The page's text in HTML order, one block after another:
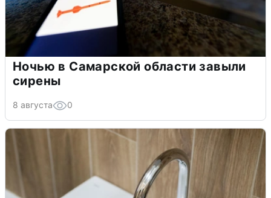
Ночью в Самарской области завыли
сирены
8 августа 0